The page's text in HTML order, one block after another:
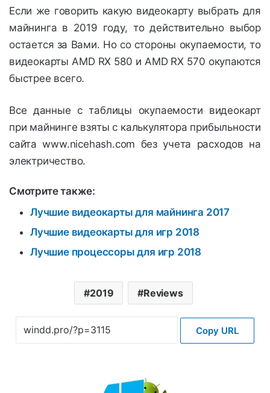
Если же говорить какую видеокарту выбрать для
майнинга в 2019 году, то действительно выбор
остается за Вами. Но со стороны окупаемости, то
видеокарты AMD RX 580 и AMD RX 570 окупаются
быстрее всего.
Все данные с таблицы окупаемости видеокарт
при майнинге взяты с калькулятора прибыльности
сайта www.nicehash.com без учета расходов на
электричество.
Смотрите также:
Лучшие видеокарты для майнинга 2017
Лучшие видеокарты для игр 2018
Лучшие процессоры для игр 2018
2019 Reviews
Copy URL